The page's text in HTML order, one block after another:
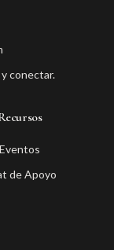
conectar.
Eventos
de Apoyo